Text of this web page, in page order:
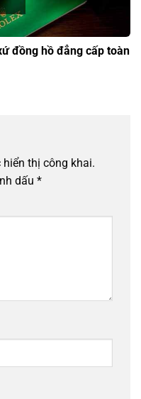
đồng hồ đẳng cấp toàn
thị công khai.
dấu *